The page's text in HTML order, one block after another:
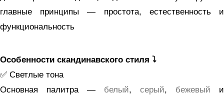
главные принципы — простота, естественность и
функциональность
Особенности скандинавского стиля ⤵
✅ Светлые тона
Основная палитра — белый, серый, бежевый и